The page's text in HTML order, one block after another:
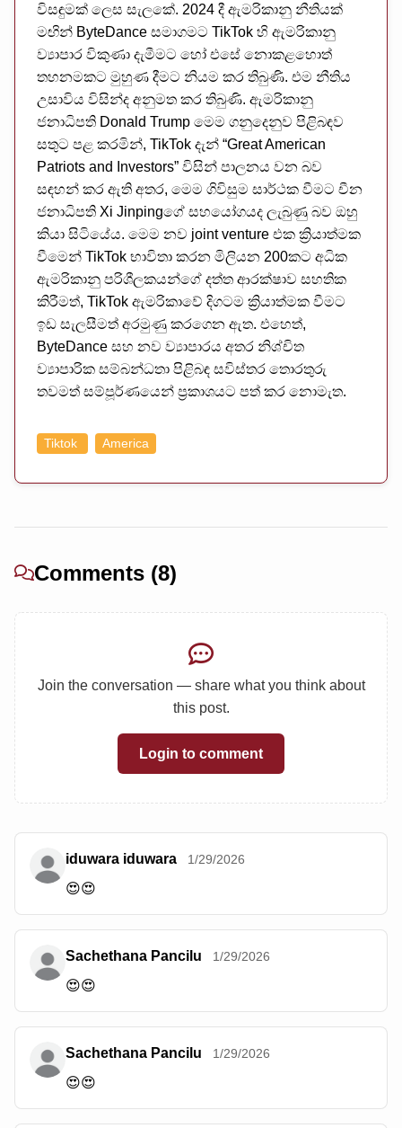
විසඳුමක් ලෙස සැලකේ. 2024 දී ඇමරිකානු නීතියක්
මඟින් ByteDance සමාගමට TikTok හි ඇමරිකානු
ව්‍යාපාර විකුණා දැමීමට හෝ එසේ නොකළහොත්
තහනමකට මුහුණ දීමට නියම කර තිබුණි. එම නීතිය
උසාවිය විසින්ද අනුමත කර තිබුණි. ඇමරිකානු
ජනාධිපති Donald Trump මෙම ගනුදෙනුව පිළිබඳව
සතුට පළ කරමින්, TikTok දැන් “Great American
Patriots and Investors” විසින් පාලනය වන බව
සඳහන් කර ඇති අතර, මෙම ගිවිසුම සාර්ථක වීමට චීන
ජනාධිපති Xi Jinpingගේ සහයෝගයද ලැබුණු බව ඔහු
කියා සිටියේය. මෙම නව joint venture එක ක්‍රියාත්මක
වීමෙන් TikTok භාවිතා කරන මිලියන 200කට අධික
ඇමරිකානු පරිශීලකයන්ගේ දත්ත ආරක්ෂාව සහතික
කිරීමත්, TikTok ඇමරිකාවේ දිගටම ක්‍රියාත්මක වීමට
ඉඩ සැලසීමත් අරමුණු කරගෙන ඇත. එහෙත්,
ByteDance සහ නව ව්‍යාපාරය අතර නිශ්චිත
ව්‍යාපාරික සම්බන්ධතා පිළිබඳ සවිස්තර තොරතුරු
තවමත් සම්පූර්ණයෙන් ප්‍රකාශයට පත් කර නොමැත.
Tiktok America
Comments (8)
Join the conversation — share what you think about
this post.
Login to comment
iduwara iduwara 1/29/2026
😍😍
Sachethana Pancilu 1/29/2026
😍😍
Sachethana Pancilu 1/29/2026
😍😍